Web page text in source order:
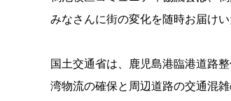
みなさんに街の変化を随時お届けい
国土交通省は、鹿児島港臨港道路
湾物流の確保と周辺道路の交通混